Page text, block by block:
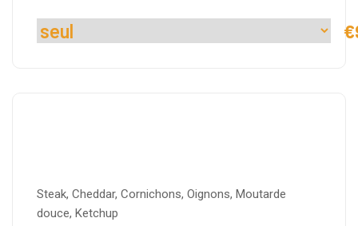
€
Steak, Cheddar, Cornichons, Oignons, Moutarde
douce, Ketchup